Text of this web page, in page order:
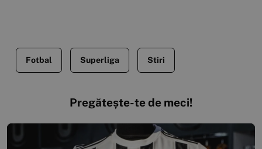
Fotbal Superliga Stiri
Pregătește-te de meci!